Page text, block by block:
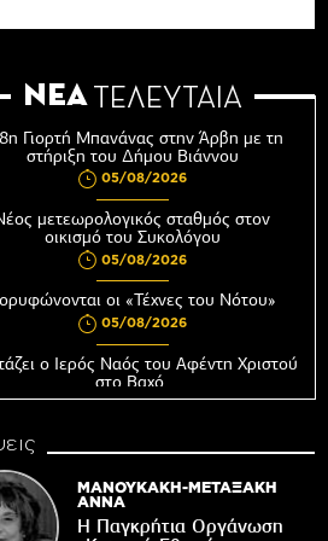
ΝΕΑ ΤΕΛΕΥΤΑΙΑ
Γιορτή Μπανάνας στην Άρβη με τη
στήριξη του Δήμου Βιάννου
05/08/2026
μετεωρολογικός σταθμός στον
οικισμό του Συκολόγου
05/08/2026
οι «Τέχνες του Νότου»
05/08/2026
ο Ιερός Ναός του Αφέντη Χριστού
στο Βαχό
04/08/2026
διαβούλευση η ΣΜΠΕ για το
σχέδιο «PHĀEA – South Crete»
ΜΑΝΟΥΚΑΚΗ-ΜΕΤΑΞΑΚΗ
ΑΝΝΑ
Η Παγκρήτια Οργάνωση